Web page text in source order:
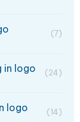
(7)
in logo (24)
logo (14)